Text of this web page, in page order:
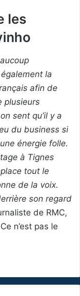
les
la
afin de
plusieurs
sent qu’il y a
du business si
énergie folle.
à Tignes
tout le
de la voix.
son regard
de RMC,
n’est pas le